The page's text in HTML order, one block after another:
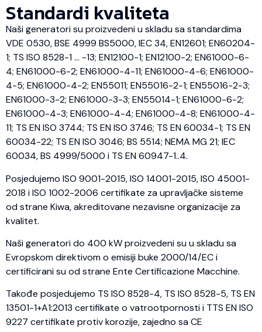
Standardi kvaliteta
Naši generatori su proizvedeni u skladu sa standardima
VDE 0530, BSE 4999 BS5000, IEC 34, EN12601; EN60204-
1; TS ISO 8528-1 … -13; EN12100-1; EN12100-2; EN61000-6-
4; EN61000-6-2; EN61000-4-11; EN61000-4-6; EN61000-
4-5; EN61000-4-2; EN55011; EN55016-2-1; EN55016-2-3;
EN61000-3-2; EN61000-3-3; EN55014-1; EN61000-6-2;
EN61000-4-3; EN61000-4-4; EN61000-4-8; EN61000-4-
11; TS EN ISO 3744; TS EN ISO 3746; TS EN 60034-1; TS EN
60034-22; TS EN ISO 3046; BS 5514; NEMA MG 21; IEC
60034, BS 4999/5000 i TS EN 60947-1..4.
Posjedujemo ISO 9001-2015, ISO 14001-2015, ISO 45001-
2018 i ISO 1002-2006 certifikate za upravljačke sisteme
od strane Kiwa, akreditovane nezavisne organizacije za
kvalitet.
Naši generatori do 400 kW proizvedeni su u skladu sa
Evropskom direktivom o emisiji buke 2000/14/EC i
certificirani su od strane Ente Certificazione Macchine.
Takođe posjedujemo TS ISO 8528-4, TS ISO 8528-5, TS EN
13501-1+A1:2013 certifikate o vatrootpornosti i TTS EN ISO
9227 certifikate protiv korozije, zajedno sa CE